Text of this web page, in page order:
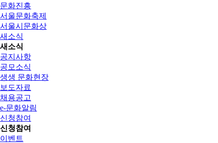
문화진흥
서울문화축제
서울시문화상
새소식
새소식
공지사항
공모소식
생생 문화현장
보도자료
채용공고
e-문화알림
신청참여
신청참여
이벤트